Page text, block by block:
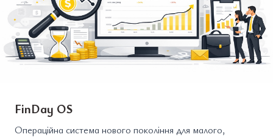
FinDay OS
Операційна система нового покоління для малого,